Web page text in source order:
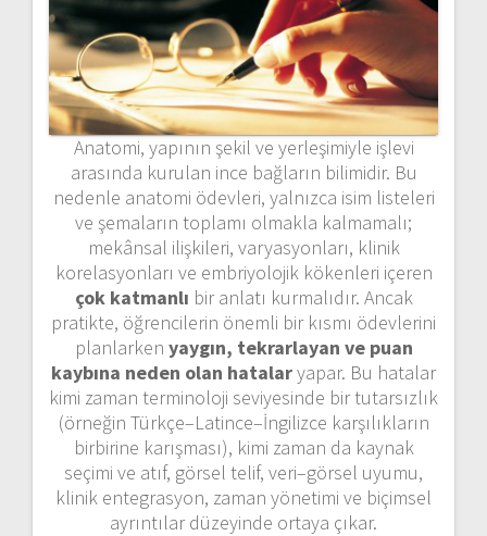
Anatomi, yapının şekil ve yerleşimiyle işlevi
arasında kurulan ince bağların bilimidir. Bu
nedenle anatomi ödevleri, yalnızca isim listeleri
ve şemaların toplamı olmakla kalmamalı;
mekânsal ilişkileri, varyasyonları, klinik
korelasyonları ve embriyolojik kökenleri içeren
çok katmanlı bir anlatı kurmalıdır. Ancak
pratikte, öğrencilerin önemli bir kısmı ödevlerini
planlarken yaygın, tekrarlayan ve puan
kaybına neden olan hatalaryapar. Bu hatalar
kimi zaman terminoloji seviyesinde bir tutarsızlık
(örneğin Türkçe–Latince–İngilizce karşılıkların
birbirine karışması), kimi zaman da kaynak
seçimi ve atıf, görsel telif, veri–görsel uyumu,
klinik entegrasyon, zaman yönetimi ve biçimsel
ayrıntılar düzeyinde ortaya çıkar.